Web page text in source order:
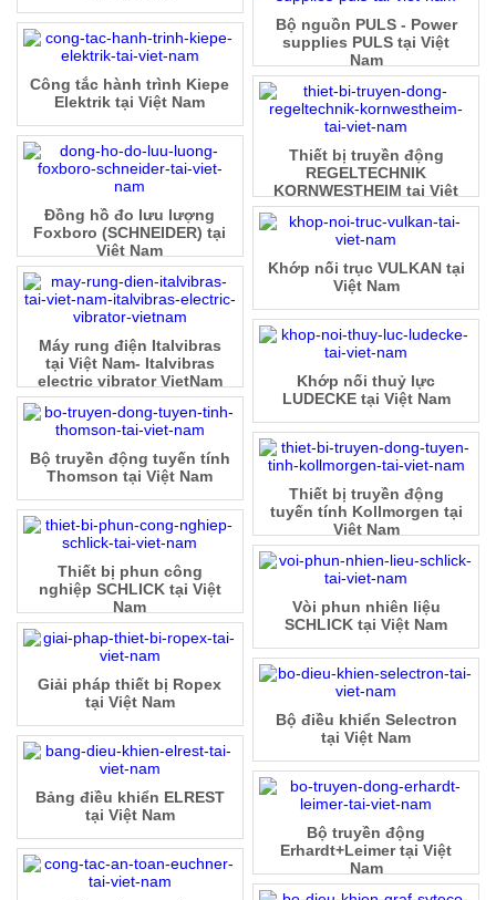
Bộ nguồn PULS - Power
supplies PULS tại Việt
Nam
Công tắc hành trình Kiepe
Elektrik tại Việt Nam
Thiết bị truyền động
REGELTECHNIK
KORNWESTHEIM tại Việt
Nam
Đồng hồ đo lưu lượng
Foxboro (SCHNEIDER) tại
Việt Nam
Khớp nối trục VULKAN tại
Việt Nam
Máy rung điện Italvibras
tại Việt Nam- Italvibras
electric vibrator VietNam
Khớp nối thuỷ lực
LUDECKE tại Việt Nam
Bộ truyền động tuyến tính
Thomson tại Việt Nam
Thiết bị truyền động
tuyến tính Kollmorgen tại
Việt Nam
Thiết bị phun công
nghiệp SCHLICK tại Việt
Nam
Vòi phun nhiên liệu
SCHLICK tại Việt Nam
Giải pháp thiết bị Ropex
tại Việt Nam
Bộ điều khiển Selectron
tại Việt Nam
Bảng điều khiển ELREST
tại Việt Nam
Bộ truyền động
Erhardt+Leimer tại Việt
Nam